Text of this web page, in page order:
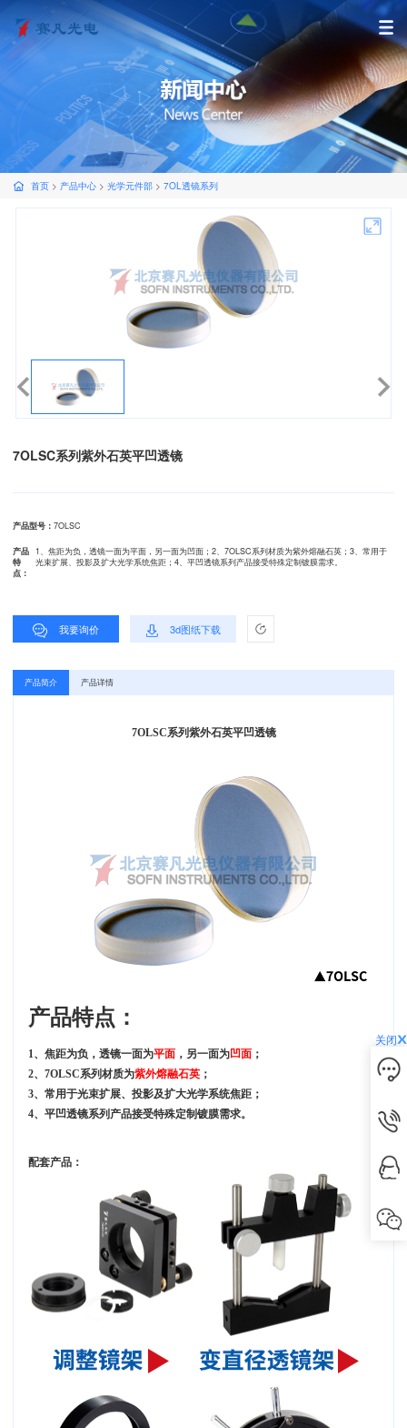
首页 > 产品中心 > 光学元件部 > 7OL透镜系列
7OLSC系列紫外石英平凹透镜
产品型号： 7OLSC
产品
特
点：
1、焦距为负，透镜一面为平面，另一面为凹面；2、7OLSC系列材质为紫外熔融石英；3、常用于
光束扩展、投影及扩大光学系统焦距；4、平凹透镜系列产品接受特殊定制镀膜需求。
我要询价 3d图纸下载
产品简介 产品详情
7OLSC系列紫外石英平凹透镜
产品特点：
1、焦距为负，透镜一面为平面 ，另一面为凹面 ；
2、7OLSC系列材质为紫外熔融石英 ；
3、 常用于光束扩展、投影及扩大光学系统焦距；
4、平凹透镜系列产品接受特殊定制镀膜需求。
配套产品：
关闭